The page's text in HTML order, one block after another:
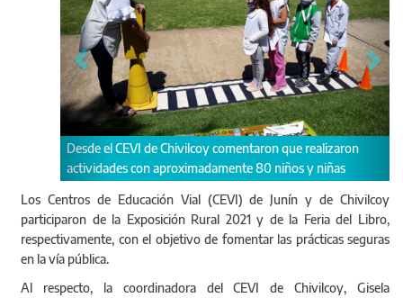
que realizaron
80 niños y niñas
El CEVI de Junín movilizó el circuito
Rural 2021
Los Centros de Educación Vial (CEVI) de Junín y de Chivilcoy
participaron de la Exposición Rural 2021 y de la Feria del Libro,
respectivamente, con el objetivo de fomentar las prácticas seguras
en la vía pública.
Al respecto, la coordinadora del CEVI de Chivilcoy, Gisela